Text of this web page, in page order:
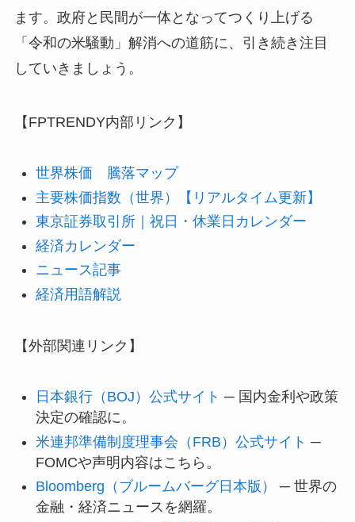
ます。政府と民間が一体となってつくり上げる
「令和の米騒動」解消への道筋に、引き続き注目
していきましょう。
【FPTRENDY内部リンク】
世界株価 騰落マップ
主要株価指数（世界）【リアルタイム更新】
東京証券取引所｜祝日・休業日カレンダー
経済カレンダー
ニュース記事
経済用語解説
【外部関連リンク】
日本銀行（BOJ）公式サイト ─ 国内金利や政策
決定の確認に。
米連邦準備制度理事会（FRB）公式サイト ─
FOMCや声明内容はこちら。
Bloomberg（ブルームバーグ日本版）
─ 世界の
金融・経済ニュースを網羅。